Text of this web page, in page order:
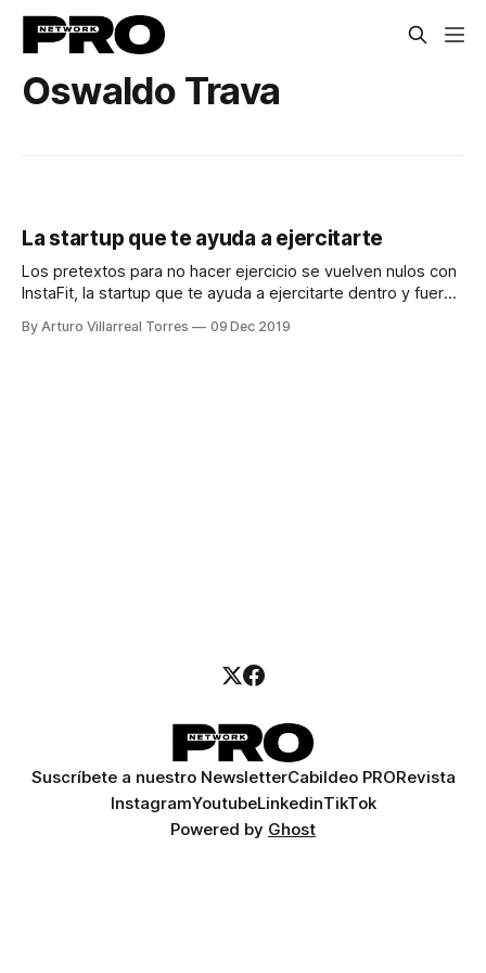
Oswaldo Trava
La startup que te ayuda a ejercitarte
Los pretextos para no hacer ejercicio se vuelven nulos con
InstaFit, la startup que te ayuda a ejercitarte dentro y fuera
By Arturo Villarreal Torres 09 Dec 2019
Suscríbete a nuestro NewsletterCabildeo PRORevista
InstagramYoutubeLinkedinTikTok
Powered by Ghost